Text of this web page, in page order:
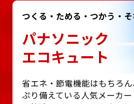
つくる・ためる・つかう・そ
パナソニック
エコキュート
省エネ・節電機能はもちろ
ぷり備えている⼈気メーカ